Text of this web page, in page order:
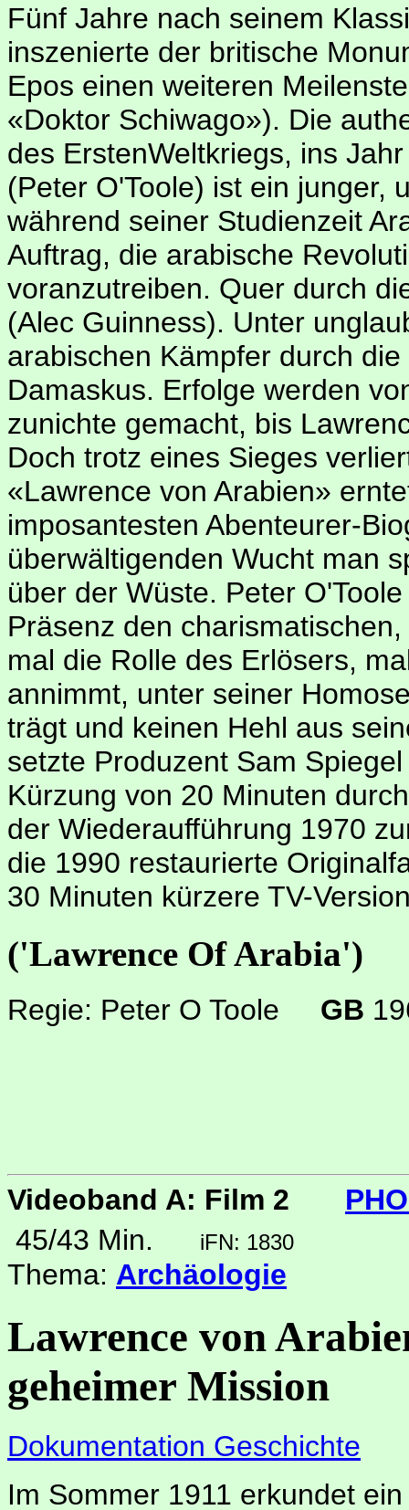
Fünf Jahre nach seinem
inszenierte der britische
Epos einen weiteren
«Doktor Schiwago»). Die
des ErstenWeltkriegs, ins
(Peter O'Toole) ist ein junger,
während seiner Studienzeit
Auftrag, die arabische
voranzutreiben. Quer durch
(Alec Guinness). Unter
arabischen Kämpfer durch
Damaskus. Erfolge werden
zunichte gemacht, bis
Doch trotz eines Sieges
«Lawrence von Arabien»
imposantesten Abenteurer-
überwältigenden Wucht man
über der Wüste. Peter
Präsenz den
mal die Rolle des Erlösers,
annimmt, unter seiner
trägt und keinen Hehl aus
setzte Produzent Sam
Kürzung von 20 Minuten
der Wiederaufführung 1970
die 1990 restaurierte
30 Minuten kürzere TV-
('Lawrence Of Arabia')
Regie: Peter O Toole GB
Videoband A: Film 2
45/43 Min.
iFN: 1830
Thema: Archäologie
Lawrence von
geheimer Mission
Dokumentation Geschichte
Im Sommer 1911 erkundet